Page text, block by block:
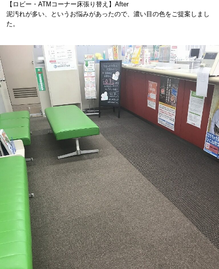
【ロビー・ATMコーナー床張り替え】After
泥汚れが多い、というお悩みがあったので、濃い目の色をご提案しまし
た。